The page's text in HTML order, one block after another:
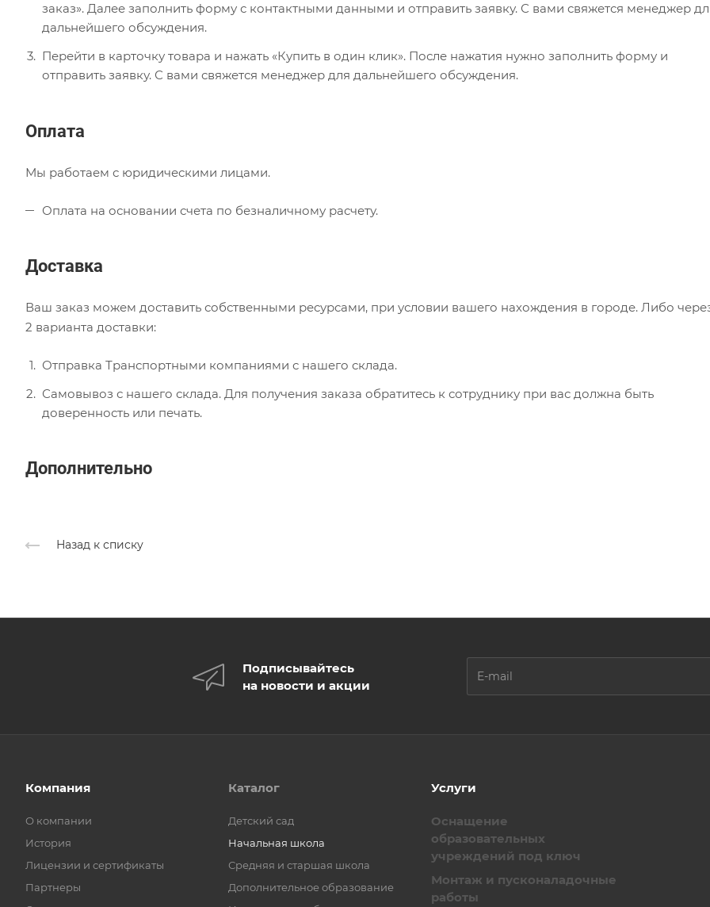
заказ». Далее заполнить форму с контактными данными и отправить заявку. С вами свяжется менеджер
дальнейшего обсуждения.
Перейти в карточку товара и нажать «Купить в один клик». После нажатия нужно заполнить форму и
отправить заявку. С вами свяжется менеджер для дальнейшего обсуждения.
Оплата
Мы работаем с юридическими лицами.
Оплата на основании счета по безналичному расчету.
Доставка
Ваш заказ можем доставить собственными ресурсами, при условии вашего нахождения в городе. Либо
2 варианта доставки:
Отправка Транспортными компаниями с нашего склада.
Самовывоз с нашего склада. Для получения заказа обратитесь к сотруднику при вас должна быть
доверенность или печать.
Дополнительно
Назад к списку
Подписывайтесь
на новости и акции
Компания
О компании
История
Лицензии и сертификаты
Партнеры
Каталог
Детский сад
Начальная школа
Средняя и старшая школа
Дополнительное образование
Услуги
Оснащение
образовательных
учреждений под ключ
Монтаж и пусконаладочные
работы